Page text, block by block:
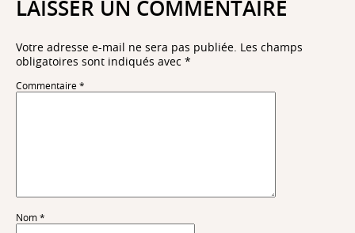
LAISSER UN COMMENTAIRE
Votre adresse e-mail ne sera pas publiée. Les champs
obligatoires sont indiqués avec *
Commentaire *
Nom *